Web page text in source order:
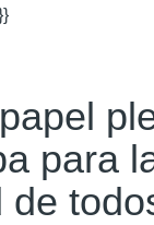
para
de